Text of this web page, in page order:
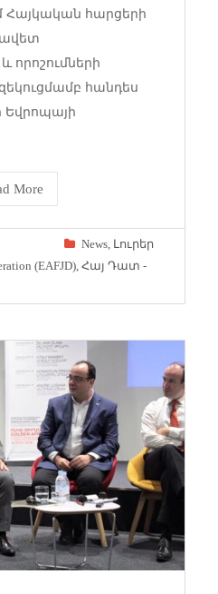
Հայկական հարցերի
որոշումների
հանդես
More
News, Լուրեր
(EAFJD) ,Հայ Դատ -